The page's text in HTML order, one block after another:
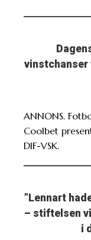
vinstchanser
ANNONS.
Coolbet
DIF-VSK.
”Lennart
– stiftelsen
i